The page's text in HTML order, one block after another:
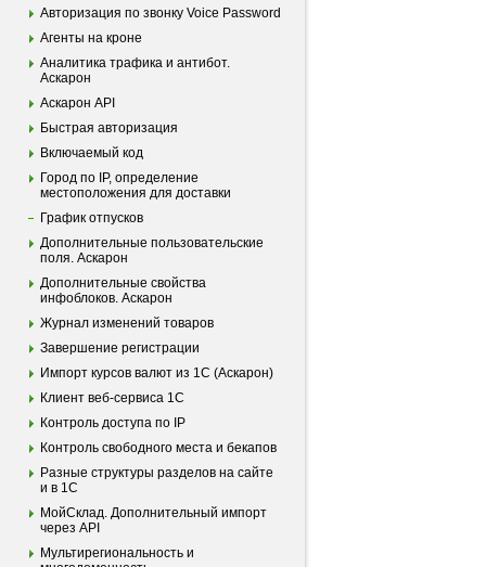
Авторизация по звонку Voice Password
Агенты на кроне
Аналитика трафика и антибот.
Аскарон
Аскарон API
Быстрая авторизация
Включаемый код
Город по IP, определение
местоположения для доставки
График отпусков
Дополнительные пользовательские
поля. Аскарон
Дополнительные свойства
инфоблоков. Аскарон
Журнал изменений товаров
Завершение регистрации
Импорт курсов валют из 1С (Аскарон)
Клиент веб-сервиса 1С
Контроль доступа по IP
Контроль свободного места и бекапов
Разные структуры разделов на сайте
и в 1С
МойСклад. Дополнительный импорт
через API
Мультирегиональность и